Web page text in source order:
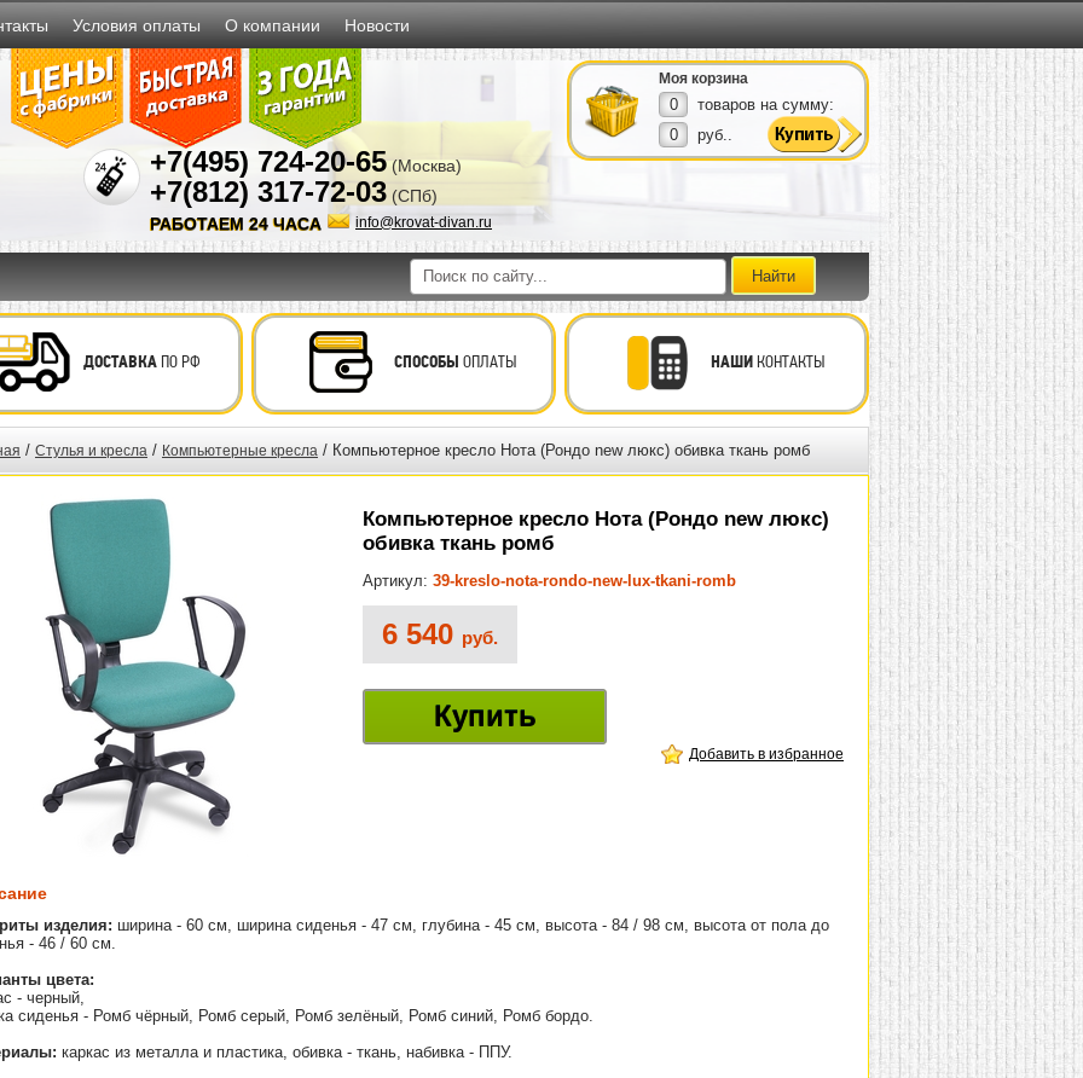
Условия оплаты О компании Новости
+7(495) 724-20-65 (Москва)
+7(812) 317-72-03 (СПб)
info@krovat-divan.ru
РАБОТАЕМ 24 ЧАСА
Моя корзина
0
товаров на сумму:
0
руб..
ДОСТАВКАПО РФ СПОСОБЫ ОПЛАТЫ НАШИКОНТАКТЫ
/ Стулья и кресла / Компьютерные кресла / Компьютерное кресло Нота (Рондо new люкс) обивка ткань ромб
Компьютерное кресло Нота (Рондо new люкс)
обивка ткань ромб
Артикул: 39-kreslo-nota-rondo-new-lux-tkani-romb
6 540 руб.
Купить
Добавить в избранное
изделия: ширина - 60 см, ширина сиденья - 47 см, глубина - 45 см, высота - 84 / 98 см, высота от пола до
- 46 / 60 см.
цвета:
- черный,
сиденья - Ромб чёрный, Ромб серый, Ромб зелёный, Ромб синий, Ромб бордо.
каркас из металла и пластика, обивка - ткань, набивка - ППУ.